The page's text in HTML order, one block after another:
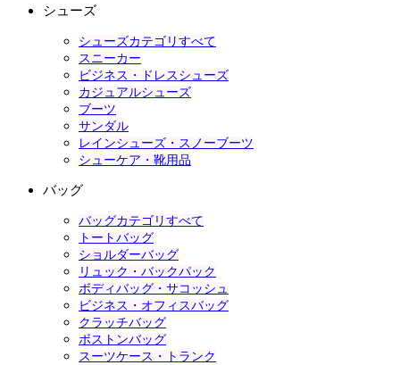
シューズ
シューズカテゴリすべて
スニーカー
ビジネス・ドレスシューズ
カジュアルシューズ
ブーツ
サンダル
レインシューズ・スノーブーツ
シューケア・靴用品
バッグ
バッグカテゴリすべて
トートバッグ
ショルダーバッグ
リュック・バックパック
ボディバッグ・サコッシュ
ビジネス・オフィスバッグ
クラッチバッグ
ボストンバッグ
スーツケース・トランク